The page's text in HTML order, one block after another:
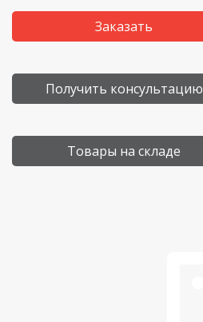
Заказать
Получить консультацию
Товары на складе